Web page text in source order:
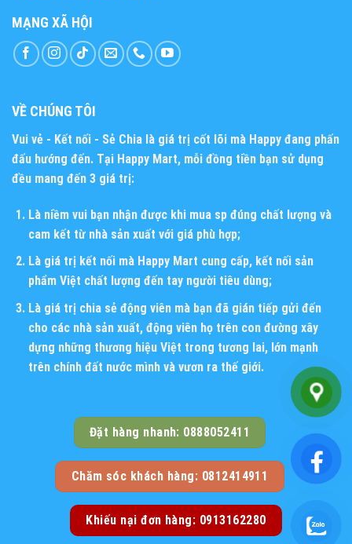
MẠNG XÃ HỘI
VỀ CHÚNG TÔI
Vui vẻ - Kết nối - Sẻ Chia là giá trị cốt lõi mà Happy đang phấn
đấu hướng đến. Tại Happy Mart, mỗi đồng tiền bạn sử dụng
đều mang đến 3 giá trị:
Là niềm vui bạn nhận được khi mua sp đúng chất lượng và
cam kết từ nhà sản xuất với giá phù hợp;
Là giá trị kết nối mà Happy Mart cung cấp, kết nối sản
phẩm Việt chất lượng đến tay người tiêu dùng;
Là giá trị chia sẻ động viên mà bạn đã gián tiếp gửi đến
cho các nhà sản xuất, động viên họ trên con đường xây
dựng những thương hiệu Việt trong tương lai, lớn mạnh
trên chính đất nước mình và vươn ra thế giới.
Đặt hàng nhanh: 0888052411
Chăm sóc khách hàng: 0812414911
Khiếu nại đơn hàng: 0913162280